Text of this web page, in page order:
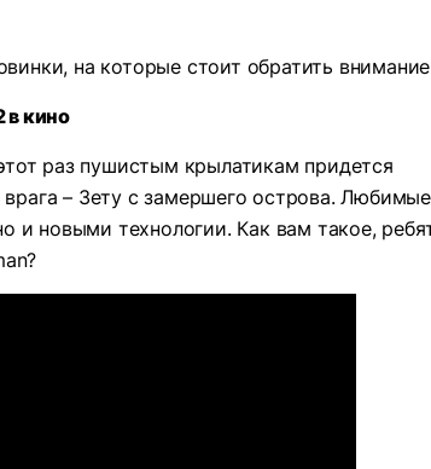
на которые стоит обратить
в кино
раз пушистым крылатикам придется
– Зету с замершего острова. Любимые
и новыми технологии. Как вам такое,